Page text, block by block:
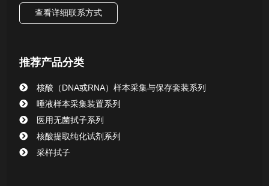
唾液样本采集装置系列
清洁验证棉签系列
动物检测试剂
查看详细联系方式
推荐产品分类
核酸（DNA或RNA）样本采集与保存套装系列
唾液样本采集装置系列
医用无菌拭子系列
核酸提取纯化试剂系列
采样拭子